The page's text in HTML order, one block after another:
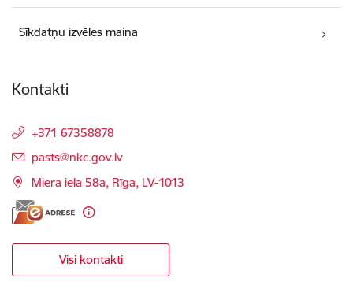
Sīkdatņu izvēles maiņa
Kontakti
+371 67358878
E-pasts:
pasts@nkc.gov.lv
Miera iela 58a, Rīga, LV-1013
Visi kontakti